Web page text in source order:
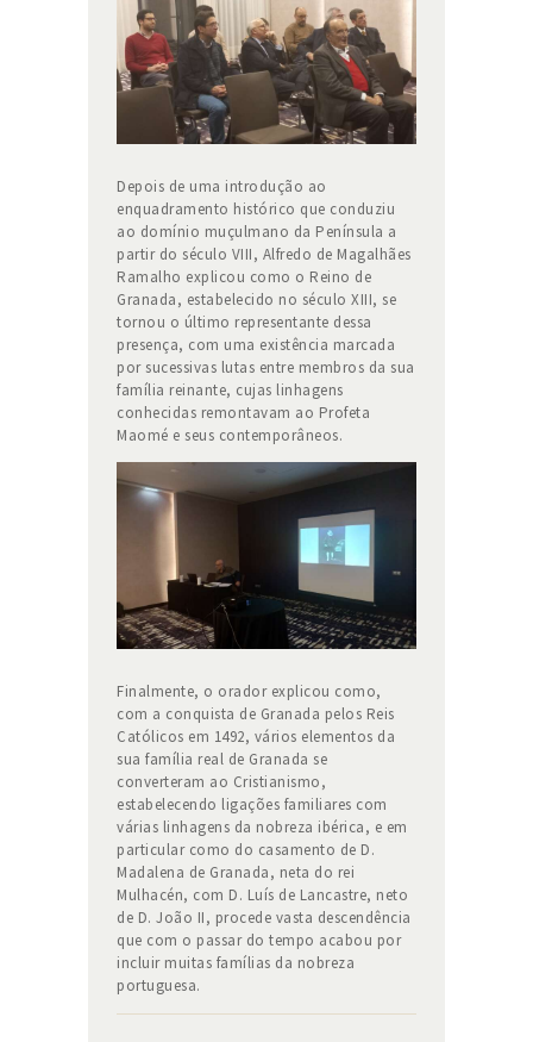
Depois de uma introdução ao
enquadramento histórico que conduziu
ao domínio muçulmano da Península a
partir do século VIII, Alfredo de Magalhães
Ramalho explicou como o Reino de
Granada, estabelecido no século XIII, se
tornou o último representante dessa
presença, com uma existência marcada
por sucessivas lutas entre membros da sua
família reinante, cujas linhagens
conhecidas remontavam ao Profeta
Maomé e seus contemporâneos.
Finalmente, o orador explicou como,
com a conquista de Granada pelos Reis
Católicos em 1492, vários elementos da
sua família real de Granada se
converteram ao Cristianismo,
estabelecendo ligações familiares com
várias linhagens da nobreza ibérica, e em
particular como do casamento de D.
Madalena de Granada, neta do rei
Mulhacén, com D. Luís de Lancastre, neto
de D. João II, procede vasta descendência
que com o passar do tempo acabou por
incluir muitas famílias da nobreza
portuguesa.